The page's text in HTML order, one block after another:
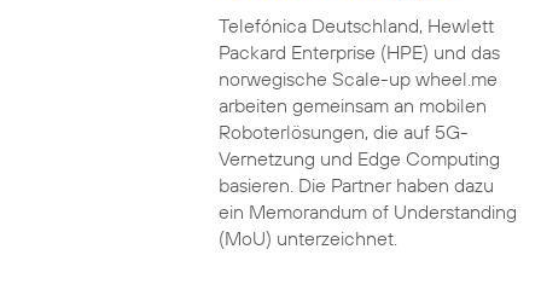
Telefónica Deutschland, Hewlett
Packard Enterprise (HPE) und das
norwegische Scale-up wheel.me
arbeiten gemeinsam an mobilen
Roboterlösungen, die auf 5G-
Vernetzung und Edge Computing
basieren. Die Partner haben dazu
ein Memorandum of Understanding
(MoU) unterzeichnet.